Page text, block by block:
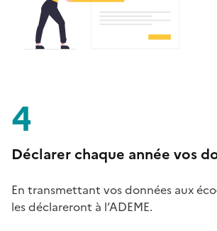
4
Déclarer chaque année vos
En transmettant vos données aux
les déclareront à l’ADEME.